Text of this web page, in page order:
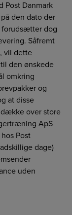
Post Danmark
den dato der
forudsætter dog
Såfremt
vil dette
den ønskede
omkring
og
at disse
over store
ApS
Post
dage)
uden